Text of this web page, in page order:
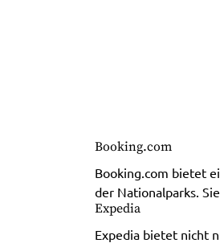
Booking.com
Booking.com bietet
der Nationalparks.
Expedia
Expedia bietet nicht